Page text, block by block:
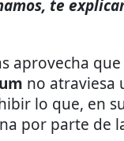
te
aprovecha que
no atraviesa
lo que, en
por parte de